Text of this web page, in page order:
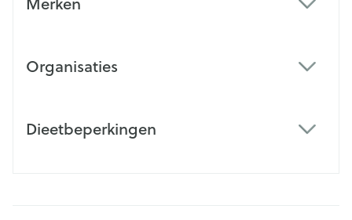
Organisaties
Dieetbeperkingen